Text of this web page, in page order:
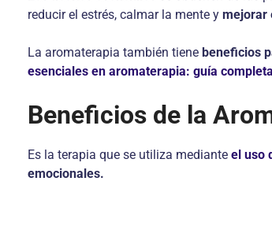
reducir el estrés, calmar la mente y mejorar
La aromaterapia también tiene beneficios
esenciales en aromaterapia: guía completa
Beneficios de la
Es la terapia que se utiliza mediante el uso
emocionales.